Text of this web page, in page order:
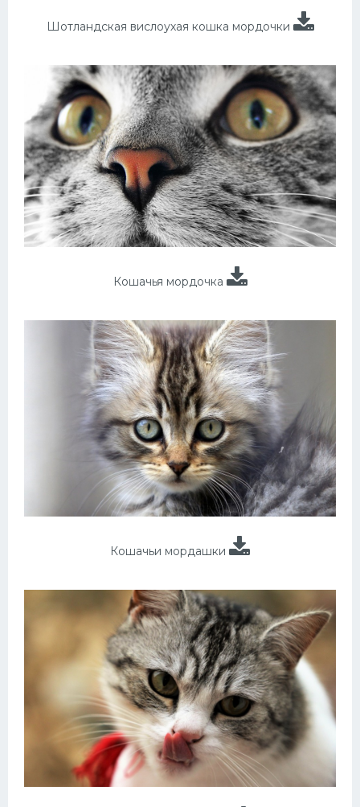
Шотландская вислоухая кошка мордочки
Кошачья мордочка
Кошачьи мордашки